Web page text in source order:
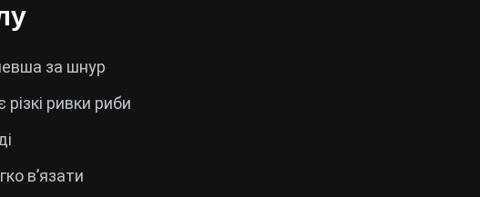
за шнур
ривки риби
в’язати